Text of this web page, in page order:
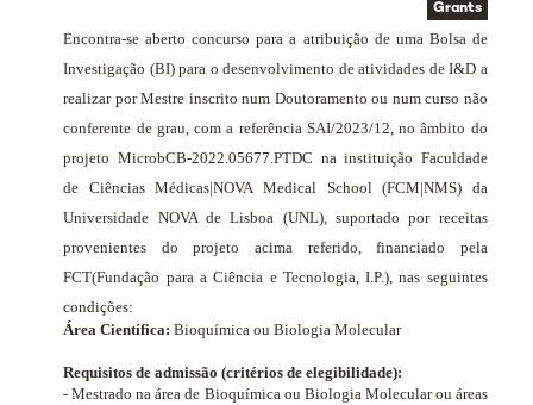
Grants
Encontra-se aberto concurso para a atribuição de uma Bolsa de
Investigação (BI) para o desenvolvimento de atividades de I&D a
realizar por Mestre inscrito num Doutoramento ou num curso não
conferente de grau, com a referência SAI/2023/12, no âmbito do
projeto MicrobCB-2022.05677.PTDC na instituição Faculdade
de Ciências Médicas|NOVA Medical School (FCM|NMS) da
Universidade NOVA de Lisboa (UNL), suportado por receitas
provenientes do projeto acima referido, financiado pela
FCT(Fundação para a Ciência e Tecnologia, I.P.), nas seguintes
condições:
Área Científica:Bioquímica ou Biologia Molecular
Requisitos de admissão (critérios de elegibilidade):
- Mestrado na área de Bioquímica ou Biologia Molecular ou áreas